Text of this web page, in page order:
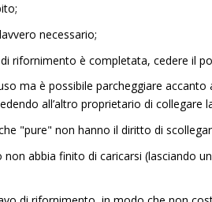
necessario;
rifornimento è completata, cedere il
ma è possibile parcheggiare
all’altro proprietario di collegare
"pure" non hanno il diritto di
abbia finito di caricarsi (lasciando